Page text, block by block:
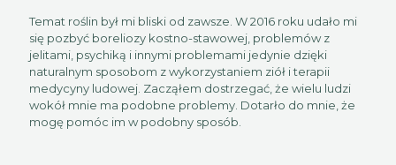
Temat roślin był mi bliski od zawsze. W 2016 roku udało mi
się pozbyć boreliozy kostno-stawowej, problemów z
jelitami, psychiką i innymi problemami jedynie dzięki
naturalnym sposobom z wykorzystaniem ziół i terapii
medycyny ludowej. Zacząłem dostrzegać, że wielu ludzi
wokół mnie ma podobne problemy. Dotarło do mnie, że
mogę pomóc im w podobny sposób.